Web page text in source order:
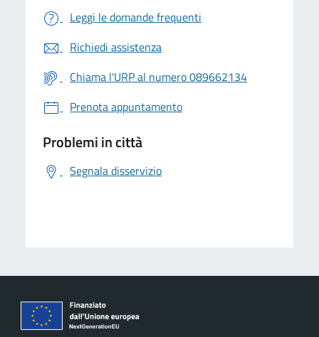
Leggi le domande frequenti
Richiedi assistenza
Chiama l'URP al numero 089662134
Prenota appuntamento
Problemi in città
Segnala disservizio
logo Unione Europea